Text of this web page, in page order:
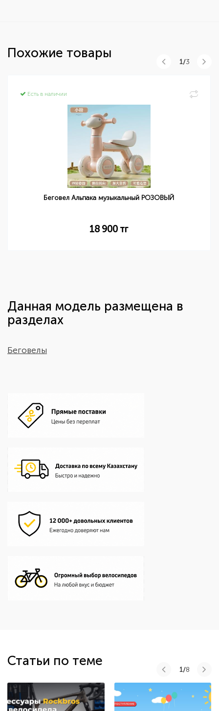
Похожие товары
Есть в наличии
Беговел Альпака музыкальный РОЗОВЫЙ
18 900 тг
1/3
Данная модель размещена в
разделах
Беговелы
Статьи по теме
1/8